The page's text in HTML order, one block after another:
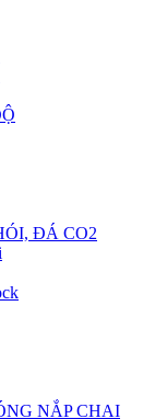
ĐÁ CO2
NẮP CHAI